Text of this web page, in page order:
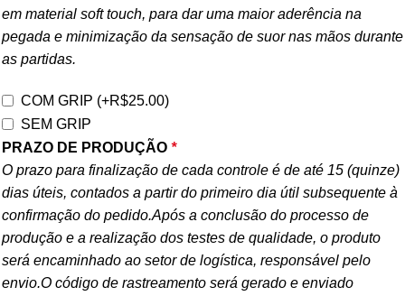
em material soft touch, para dar uma maior aderência na
pegada e minimização da sensação de suor nas mãos durante
as partidas.
COM GRIP (+R$25.00)
SEM GRIP
PRAZO DE PRODUÇÃO *
O prazo para finalização de cada controle é de até 15 (quinze)
dias úteis, contados a partir do primeiro dia útil subsequente à
confirmação do pedido.Após a conclusão do processo de
produção e a realização dos testes de qualidade, o produto
será encaminhado ao setor de logística, responsável pelo
envio.O código de rastreamento será gerado e enviado